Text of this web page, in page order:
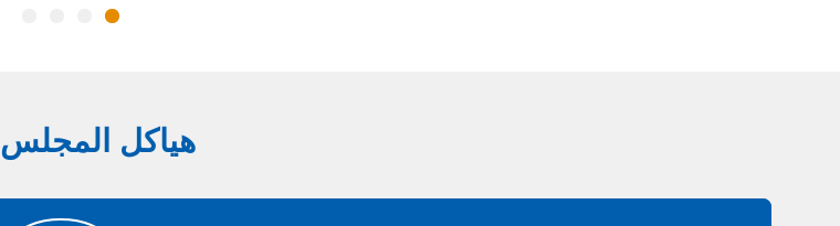
هياكل المجلس